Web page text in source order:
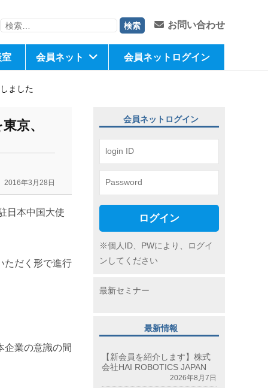
検
お問い合わせ
会員ネット 会員ネットログイン
ました
京、
2016年3月28日
日本中国大使
ただく形で進行
企業の意識の間
会員ネットログイン
ログイン
※個人ID、PWにより、ログイ
ンしてください
最新セミナー
最新情報
【新会員を紹介します】株式
会社HAI ROBOTICS JAPAN
2026年8月7日